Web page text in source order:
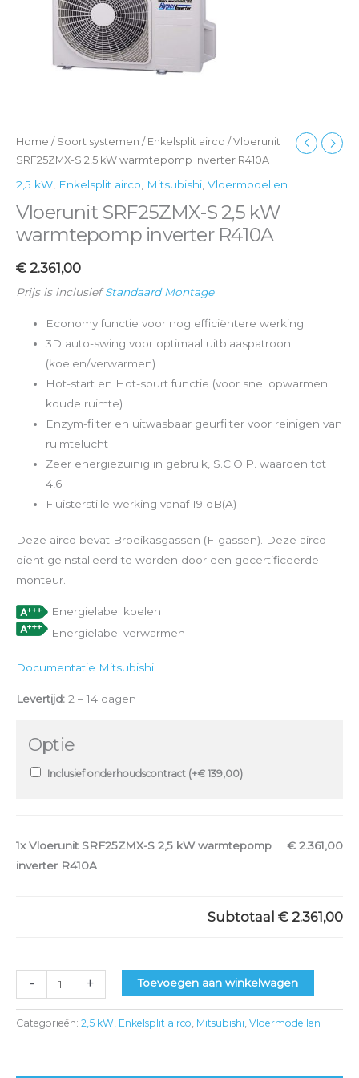
Home / Soort systemen / Enkelsplit airco / Vloerunit
SRF25ZMX-S 2,5 kW warmtepomp inverter R410A
2,5 kW Enkelsplit airco Mitsubishi Vloermodellen
Vloerunit SRF25ZMX-S 2,5 kW
warmtepomp inverter R410A
€ 2.361,00
Prijs is inclusiefStandaard Montage
Economy functie voor nog efficiëntere werking
3D auto-swing voor optimaal uitblaaspatroon
(koelen/verwarmen)
Hot-start en Hot-spurt functie (voor snel opwarmen
koude ruimte)
Enzym-filter en uitwasbaar geurfilter voor reinigen van
ruimtelucht
Zeer energiezuinig in gebruik, S.C.O.P. waarden tot
4,6
Fluisterstille werking vanaf 19 dB(A)
Deze airco bevat Broeikasgassen (F-gassen). Deze airco
dient geïnstalleerd te worden door een gecertificeerde
monteur.
Energielabel koelen
Energielabel verwarmen
Documentatie Mitsubishi
Levertijd: 2 – 14 dagen
Optie
Inclusief onderhoudscontract (+€ 139,00)
1xVloerunit SRF25ZMX-S 2,5 kW warmtepomp
inverter R410A
€ 2.361,00
Subtotaal € 2.361,00
- + Toevoegen aan winkelwagen
Categorieën: 2,5 kW, Enkelsplit airco, Mitsubishi, Vloermodellen